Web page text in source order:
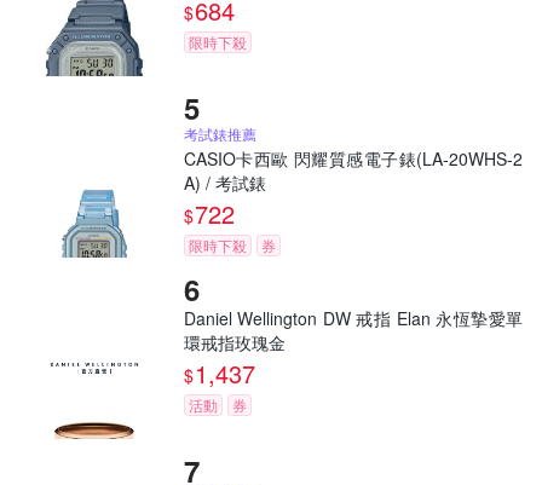
$684
限時下殺
考試錶推薦
CASIO卡西歐 閃耀質感電子錶(LA-20WHS-2
A) / 考試錶
$722
限時下殺 券
Daniel Wellington DW 戒指 Elan 永恆摯愛單
環戒指玫瑰金
$1,437
活動 券